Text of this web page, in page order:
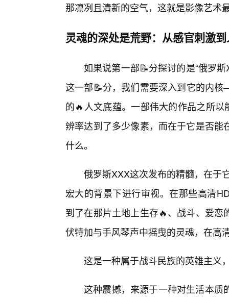
那凛冽且清新的空气，这就是影像艺术
灵魂的深处是荒野：从感官刺激
如果说第一部📝分探讨的是“俄罗
这一部📝分，我们需要深入到它的内
的🔥人文底蕴。一部伟大的作品之所
辨率达到了多少像素，而在于它是否
什么。
俄罗斯XXX这次发布的精髓，在于
宏大的背景下进行审视。在那些高清
到了在那片土地上生存🔥、战斗、爱
伏特加与手风琴声中摇曳的灵魂，在高
这是一种属于战斗民族的英雄主义
这种震撼，来源于一种对生活本质